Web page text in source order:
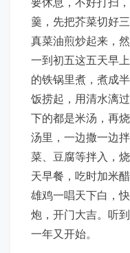
羹，先把芥菜切好
真菜油煎炒起来，
一到初五这五天早
的铁锅里煮，煮成
饭捞起，用清水漓
下的都是米汤，再
汤里，一边撒一边
菜、豆腐等拌入，
天早餐，吃时加米
雄鸡一唱天下白，
炮，开门大吉。听
一年又开始。